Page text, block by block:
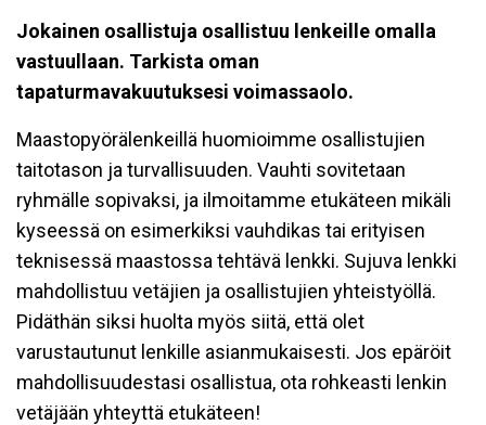
Jokainen osallistuja osallistuu lenkeille omalla
vastuullaan. Tarkista oman
tapaturmavakuutuksesi voimassaolo.
Maastopyörälenkeillä huomioimme osallistujien
taitotason ja turvallisuuden. Vauhti sovitetaan
ryhmälle sopivaksi, ja ilmoitamme etukäteen mikäli
kyseessä on esimerkiksi vauhdikas tai erityisen
teknisessä maastossa tehtävä lenkki. Sujuva lenkki
mahdollistuu vetäjien ja osallistujien yhteistyöllä.
Pidäthän siksi huolta myös siitä, että olet
varustautunut lenkille asianmukaisesti. Jos epäröit
mahdollisuudestasi osallistua, ota rohkeasti lenkin
vetäjään yhteyttä etukäteen!